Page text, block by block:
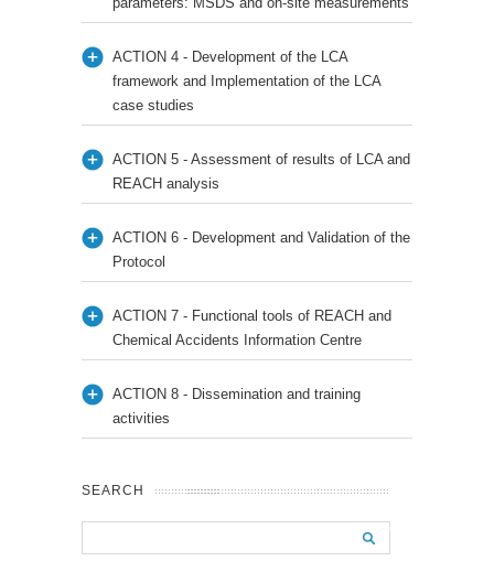
ACTION 4 - Development of the LCA
framework and Implementation of the LCA
case studies
ACTION 5 - Assessment of results of LCA and
REACH analysis
ACTION 6 - Development and Validation of the
Protocol
ACTION 7 - Functional tools of REACH and
Chemical Accidents Information Centre
ACTION 8 - Dissemination and training
activities
SEARCH